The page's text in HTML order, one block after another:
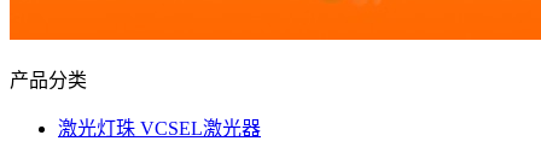
产品分类
激光灯珠 VCSEL激光器